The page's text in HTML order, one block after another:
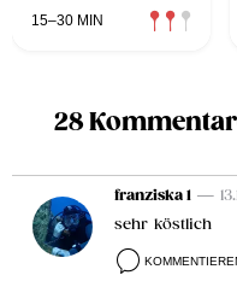
15–30 MIN
28
franziska 1 —
sehr köstlich